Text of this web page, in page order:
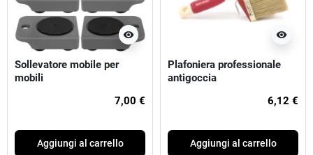
visibility
Sollevatore mobile per
mobili
7,00 €
Aggiungi al carrello
visibility
Plafoniera professionale
antigoccia
6,12 €
Aggiungi al carrello